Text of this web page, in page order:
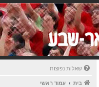
שאלות נפוצות
בית עמוד ראשי